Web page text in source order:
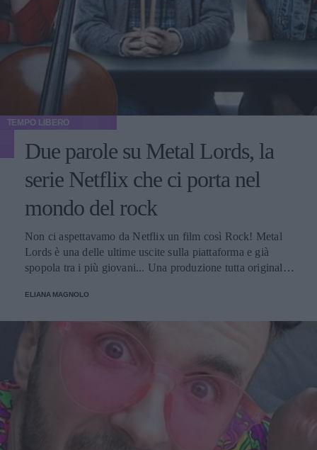
TEMPO LIBERO
Due parole su Metal Lords, la
serie Netflix che ci porta nel
mondo del rock
Non ci aspettavamo da Netflix un film così Rock! Metal
Lords è una delle ultime uscite sulla piattaforma e già
spopola tra i più giovani... Una produzione tutta originale,
il mondo della musica metal.
ELIANA MAGNOLO